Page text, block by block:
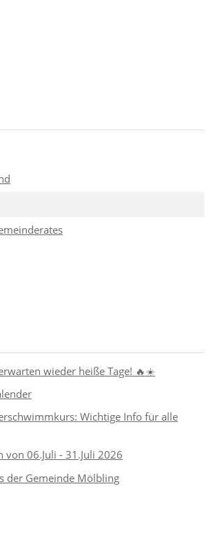
wieder heiße Tage! 🔥☀️
Wichtige Info für alle
von 06.Juli - 31.Juli 2026
der Gemeinde Mölbling